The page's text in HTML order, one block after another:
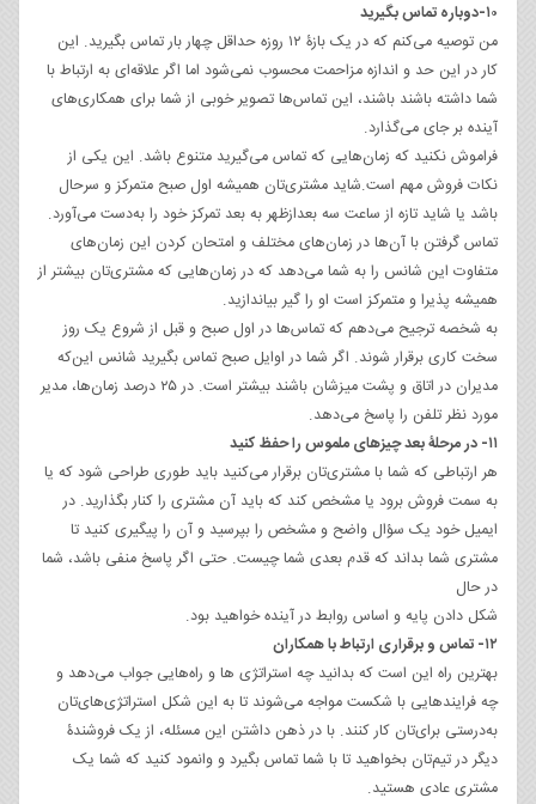
۱۰-دوباره تماس بگیرید
من توصیه می‌کنم که در یک بازۀ ۱۲ روزه حداقل چهار بار تماس بگیرید. این
کار در این حد و اندازه مزاحمت محسوب نمی‌شود اما اگر علاقه‌ای به ارتباط با
شما داشته باشند باشند، این تماس‌ها تصویر خوبی از شما برای همکاری‌های
آینده بر جای می‌گذارد.
فراموش نکنید که زمان‌هایی که تماس می‌گیرید متنوع باشد. این یکی از
نکات فروش مهم است.شاید مشتری‌تان همیشه اول صبح متمرکز و سرحال
باشد یا شاید تازه از ساعت سه بعدازظهر به بعد تمرکز خود را به‌دست می‌آورد.
تماس گرفتن با آن‌ها در زمان‌های مختلف و امتحان کردن این زمان‌های
متفاوت این شانس را به شما می‌دهد که در زمان‌هایی که مشتری‌تان بیشتر از
همیشه پذیرا و متمرکز است او را گیر بیاندازید.
به شخصه ترجیح می‌دهم که تماس‌ها در اول صبح و قبل از شروع یک روز
سخت کاری برقرار شوند. اگر شما در اوایل صبح تماس بگیرید شانس این‌که
مدیران در اتاق و پشت میزشان باشند بیشتر است. در ۲۵ درصد زمان‌ها، مدیر
مورد نظر تلفن را پاسخ می‌دهد.
۱۱- در مرحلۀ بعد چیزهای ملموس را حفظ کنید
هر ارتباطی که شما با مشتری‌تان برقرار می‌کنید باید طوری طراحی شود که یا
به سمت فروش برود یا مشخص کند که باید آن مشتری را کنار بگذارید. در
ایمیل خود یک سؤال واضح و مشخص را بپرسید و آن را پیگیری کنید تا
مشتری شما بداند که قدم بعدی شما چیست. حتی اگر پاسخ منفی باشد، شما
در حال
شکل دادن پایه و اساس روابط در آینده خواهید بود.
۱۲- تماس و برقراری ارتباط با همکاران
بهترین راه این است که بدانید چه استراتژی ها و راه‌هایی جواب می‌دهد و
چه فرایندهایی با شکست مواجه می‌شوند تا به این شکل استراتژی‌های‌تان
به‌درستی برای‌تان کار کنند. با در ذهن داشتن این مسئله، از یک فروشندۀ
دیگر در تیم‌تان بخواهید تا با شما تماس بگیرد و وانمود کنید که شما یک
مشتری عادی هستید.